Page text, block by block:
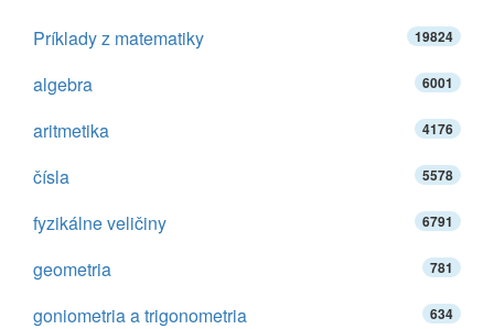
Príklady z matematiky 19824
algebra 6001
aritmetika 4176
čísla 5578
fyzikálne veličiny 6791
geometria 781
goniometria a trigonometria 634